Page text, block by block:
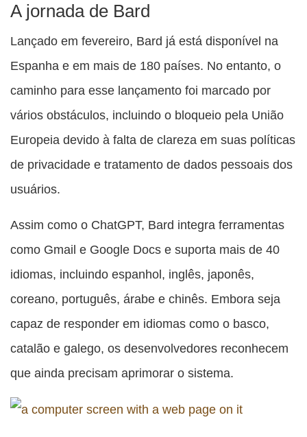
A jornada de Bard
Lançado em fevereiro, Bard já está disponível na
Espanha e em mais de 180 países. No entanto, o
caminho para esse lançamento foi marcado por
vários obstáculos, incluindo o bloqueio pela União
Europeia devido à falta de clareza em suas políticas
de privacidade e tratamento de dados pessoais dos
usuários.
Assim como o ChatGPT, Bard integra ferramentas
como Gmail e Google Docs e suporta mais de 40
idiomas, incluindo espanhol, inglês, japonês,
coreano, português, árabe e chinês. Embora seja
capaz de responder em idiomas como o basco,
catalão e galego, os desenvolvedores reconhecem
que ainda precisam aprimorar o sistema.